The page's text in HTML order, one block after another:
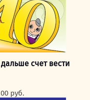
счет вести
руб.